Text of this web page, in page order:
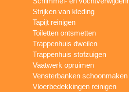
Strijken van kleding
Tapijt reinigen
Toiletten ontsmetten
Trappenhuis dweilen
Trappenhuis stofzuigen
Vaatwerk opruimen
Vensterbanken schoonmaken
Vloerbedekkingen reinigen